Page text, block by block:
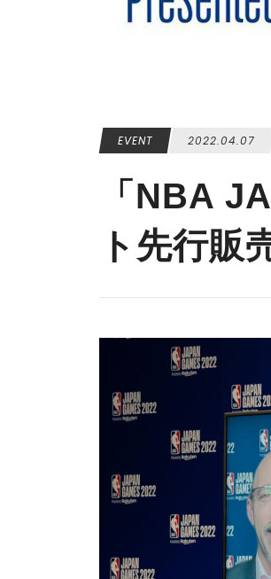
EVENT 2022.04.07
「NBA
ト先行販